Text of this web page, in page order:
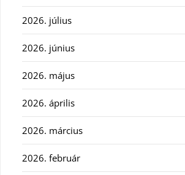
2026. július
2026. június
2026. május
2026. április
2026. március
2026. február